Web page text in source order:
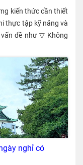
thêm hoặc trừ đi này
Các khoản
thất nghiệp v.v.)
định, thực tập sinh
“tiền ký túc xá”,
KOKORO đã thu
“tiền nhận được”
như tiền ký túc xá
người sau 3 năm đã
kiến thức cần thiết
thực tập kỹ năng và
đề như ▽ Không
công việc khác ▽
khác ▽ Mang thai
đã thực hiện được
nhiều vấn đề xảy ra
thường gặp phải là
bạo ngôn, ngày nghỉ
ra vấn đề liên quan
tư
nghỉ có